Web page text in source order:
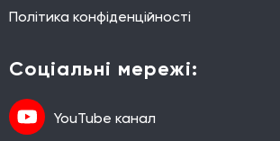
Політика конфіденційності
Соціальні мережі:
YouTube канал